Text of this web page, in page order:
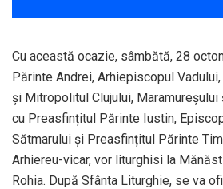
Cu această ocazie, sâmbătă, 28
Părinte Andrei, Arhiepiscopul
și Mitropolitul Clujului, Maramureșului
cu Preasfințitul Părinte Iustin,
Sătmarului și Preasfințitul Părinte
Arhiereu-vicar, vor liturghisi la
Rohia. După Sfânta Liturghie, se va